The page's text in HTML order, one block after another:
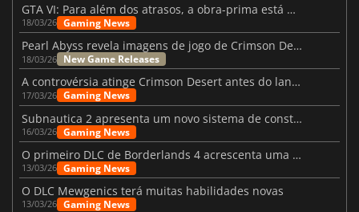
GTA VI: Para além dos atrasos, a obra-prima está quase a chegar
18/03/26 Gaming News
Pearl Abyss revela imagens de jogo de Crimson Desert para a PS5
18/03/26 New Game Releases
A controvérsia atinge Crimson Desert antes do lançamento
17/03/26 Gaming News
Subnautica 2 apresenta um novo sistema de construção de bases
16/03/26 Gaming News
O primeiro DLC de Borderlands 4 acrescenta uma nova personagem e muito mais
13/03/26 Gaming News
O DLC Mewgenics terá muitas habilidades novas
13/03/26 Gaming News